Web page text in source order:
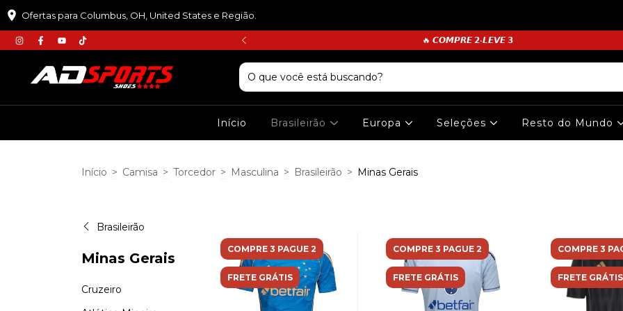
Ofertas para Columbus, OH, United States e Região.
:𝙋𝙍𝙄𝙈𝙀𝙄𝙍𝘼𝘾𝙊𝙈𝙋𝙍𝘼 🔥 𝘾𝙊𝙈𝙋𝙍𝙀 𝟮•𝙇𝙀𝙑𝙀 𝟯
Início Brasileirão Europa Seleções Resto do Mundo
Início > Camisa > Torcedor > Masculina > Brasileirão > Minas Gerais
Brasileirão
Minas Gerais
Cruzeiro
COMPRE 3 PAGUE 2
FRETE GRÁTIS
COMPRE 3 PAGUE 2
FRETE GRÁTIS
COMPRE 3
FRETE GRÁTIS